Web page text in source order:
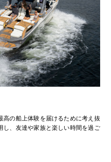
高の船上体験を届けるために考え抜
し、友達や家族と楽しい時間を過ご